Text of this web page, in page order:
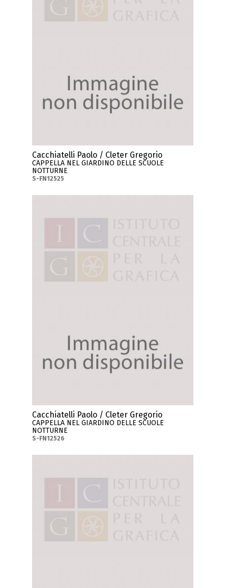
Cacchiatelli Paolo / Cleter Gregorio
CAPPELLA NEL GIARDINO DELLE SCUOLE
NOTTURNE
S-FN12525
Cacchiatelli Paolo / Cleter Gregorio
CAPPELLA NEL GIARDINO DELLE SCUOLE
NOTTURNE
S-FN12526